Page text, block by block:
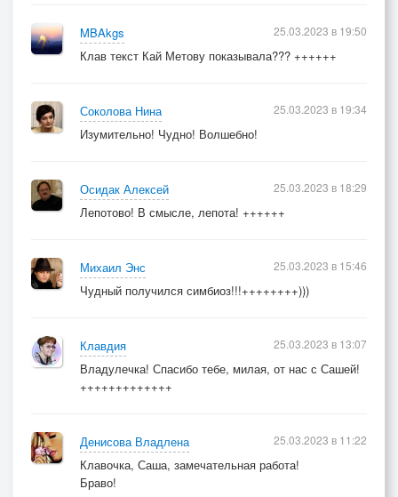
MBAkgs
Клав текст Кай Метову показывала??? ++++++
25.03.2023 в 19:50
Соколова Нина
Изумительно! Чудно! Волшебно!
25.03.2023 в 19:34
Осидак Алексей
Лепотово! В смысле, лепота! ++++++
25.03.2023 в 18:29
Михаил Энс
Чудный получился симбиоз!!!++++++++)))
25.03.2023 в 15:46
Клавдия
Владулечка! Спасибо тебе, милая, от нас с Сашей!
+++++++++++++
25.03.2023 в 13:07
Денисова Владлена
Клавочка, Саша, замечательная работа!
Браво!
25.03.2023 в 11:22